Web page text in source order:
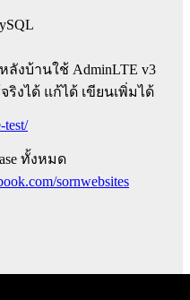
ลังบ้านใช้ AdminLTE v3
งได้ แก้ได้ เขียนเพิ่มได้
test/
ทั้งหมด
sornwebsites